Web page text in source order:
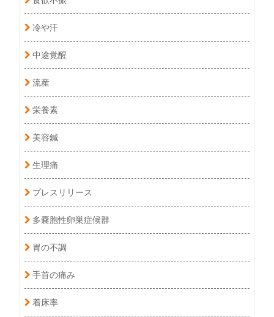
冷や汗
中途覚醒
流産
栄養素
美容鍼
生理痛
プレスリリース
多嚢胞性卵巣症候群
胃の不調
手首の痛み
着床率